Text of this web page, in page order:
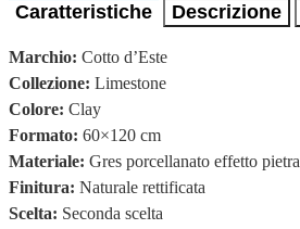
Caratteristiche Descrizione
Marchio: Cotto d’Este
Collezione: Limestone
Colore: Clay
Formato: 60×120 cm
Materiale: Gres porcellanato effetto pietra
Finitura: Naturale rettificata
Scelta: Seconda scelta